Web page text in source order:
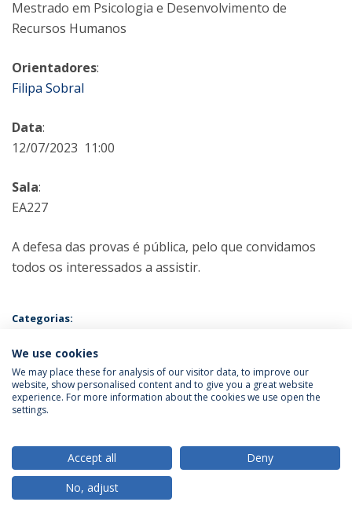
Mestrado em Psicologia e Desenvolvimento de
Recursos Humanos
Orientadores:
Filipa Sobral
Data:
12/07/2023 11:00
Sala:
EA227
A defesa das provas é pública, pelo que convidamos
todos os interessados a assistir.
Categorias:
Prova Pública
Política de Privacidade
Termos & Condições
© 2026 Universidade Católica Portuguesa
We use cookies
We may place these for analysis of our visitor data, to improve our
website, show personalised content and to give you a great website
experience. For more information about the cookies we use open the
settings.
Accept all
Deny
No, adjust